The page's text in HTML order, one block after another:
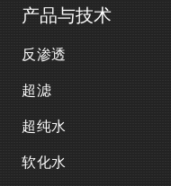
产品与技术
反渗透
超滤
超纯水
软化水